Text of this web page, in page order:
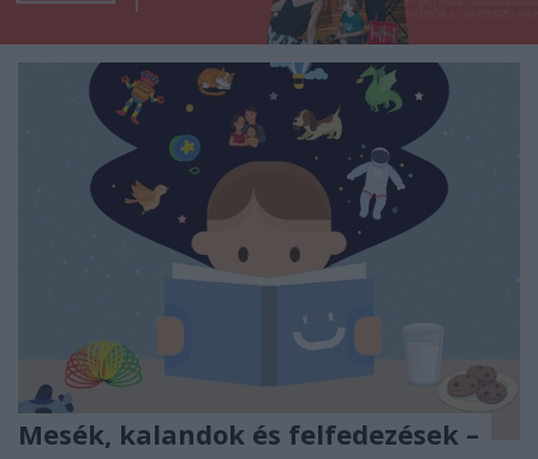
Mesék, kalandok és felfedezések –